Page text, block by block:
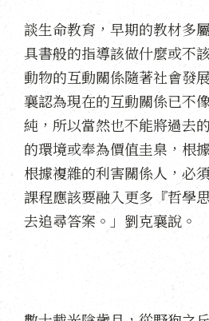
談生命教育，早期的教材多
具書般的指導該做什麼或不
動物的互動關係隨著社會發
襄認為現在的互動關係已不
純，所以當然也不能將過去
的環境或奉為價值圭臬，根
根據複雜的利害關係人，必
課程應該要融入更多『哲學
去追尋答案。」劉克襄說。